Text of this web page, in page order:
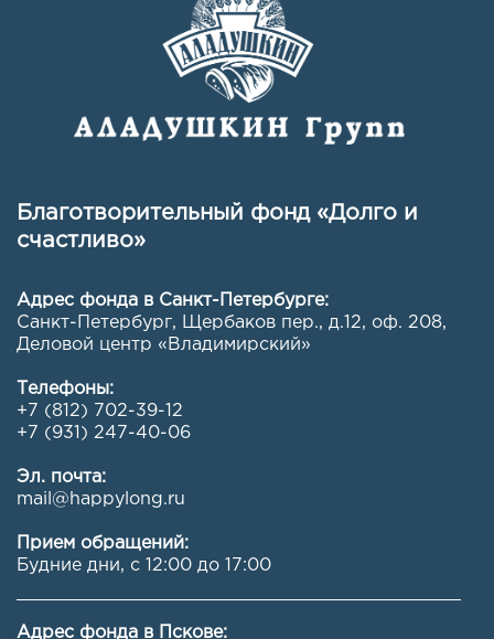
Благотворительный фонд «Долго и
счастливо»
Адрес фонда в Санкт-Петербурге:
Санкт-Петербург, Щербаков пер., д.12, оф. 208,
Деловой центр «Владимирский»
Телефоны:
+7 (812) 702-39-12
+7 (931) 247-40-06
Эл. почта:
mail@happylong.ru
Прием обращений:
Будние дни, с 12:00 до 17:00
Адрес фонда в Пскове: